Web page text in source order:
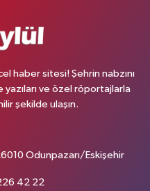
haber sitesi! Şehrin nabzını
ve özel röportajlarla
şekilde ulaşın.
Odunpazarı/Eskişehir
42 22